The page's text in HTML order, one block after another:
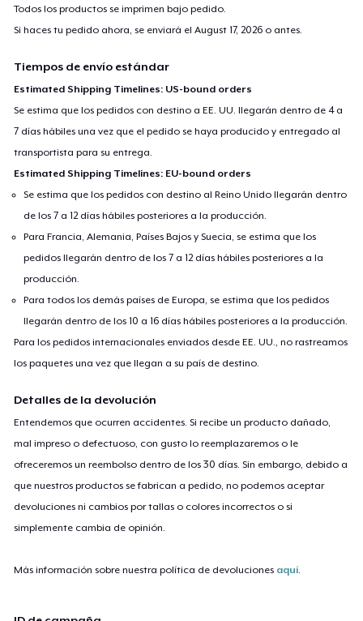
Todos los productos se imprimen bajo pedido.
Si haces tu pedido ahora, se enviará elAugust 17, 2026 o antes.
Tiempos de envío estándar
Estimated Shipping Timelines: US-bound orders
Se estima que los pedidos con destino a EE. UU. llegarán dentro de 4 a
7 días hábiles una vez que el pedido se haya producido y entregado al
transportista para su entrega.
Estimated Shipping Timelines: EU-bound orders
Se estima que los pedidos con destino al Reino Unido llegarán dentro
de los 7 a 12 días hábiles posteriores a la producción.
Para Francia, Alemania, Países Bajos y Suecia, se estima que los
pedidos llegarán dentro de los 7 a 12 días hábiles posteriores a la
producción.
Para todos los demás países de Europa, se estima que los pedidos
llegarán dentro de los 10 a 16 días hábiles posteriores a la producción.
Para los pedidos internacionales enviados desde EE. UU., no rastreamos
los paquetes una vez que llegan a su país de destino.
Detalles de la devolución
Entendemos que ocurren accidentes. Si recibe un producto dañado,
mal impreso o defectuoso, con gusto lo reemplazaremos o le
ofreceremos un reembolso dentro de los 30 días. Sin embargo, debido a
que nuestros productos se fabrican a pedido, no podemos aceptar
devoluciones ni cambios por tallas o colores incorrectos o si
simplemente cambia de opinión.
Más información sobre nuestra política de devoluciones aquí.